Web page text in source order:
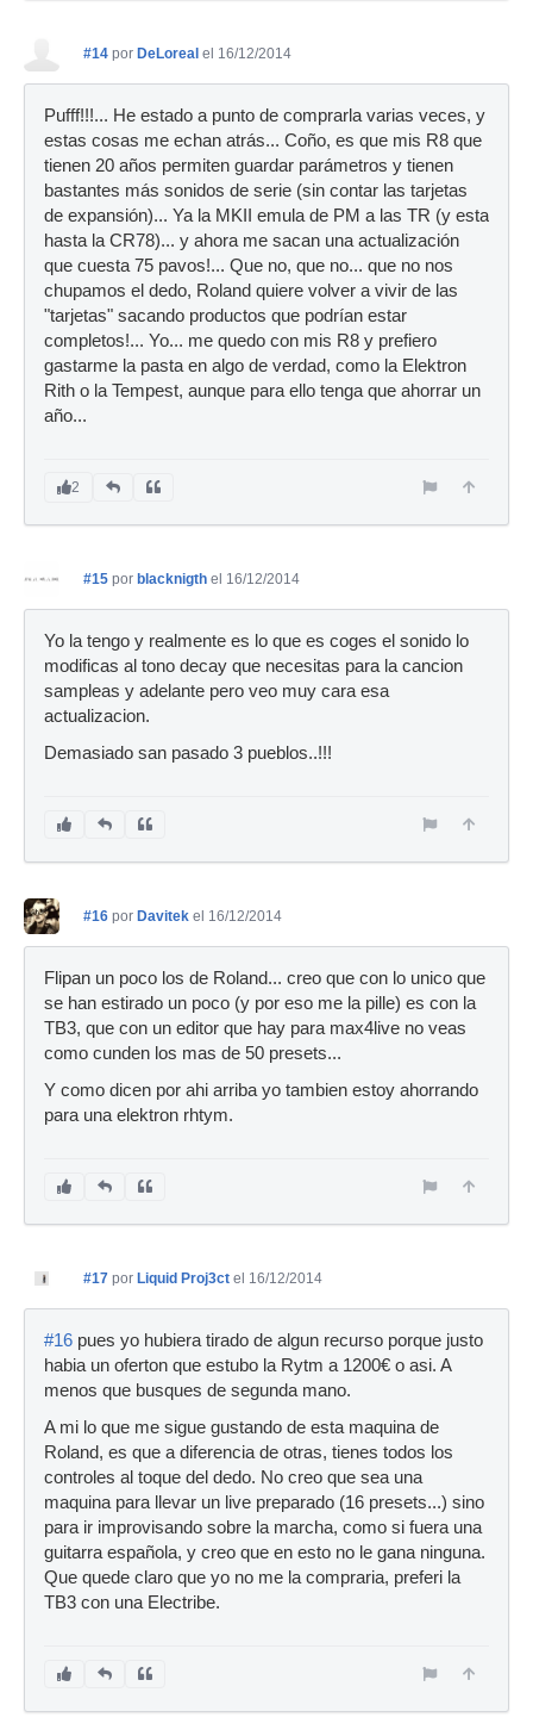
#14 por DeLoreal el 16/12/2014
Pufff!!!... He estado a punto de comprarla varias veces, y
estas cosas me echan atrás... Coño, es que mis R8 que
tienen 20 años permiten guardar parámetros y tienen
bastantes más sonidos de serie (sin contar las tarjetas
de expansión)... Ya la MKII emula de PM a las TR (y esta
hasta la CR78)... y ahora me sacan una actualización
que cuesta 75 pavos!... Que no, que no... que no nos
chupamos el dedo, Roland quiere volver a vivir de las
"tarjetas" sacando productos que podrían estar
completos!... Yo... me quedo con mis R8 y prefiero
gastarme la pasta en algo de verdad, como la Elektron
Rith o la Tempest, aunque para ello tenga que ahorrar un
año...
2
#15 por blacknigth el 16/12/2014
Yo la tengo y realmente es lo que es coges el sonido lo
modificas al tono decay que necesitas para la cancion
sampleas y adelante pero veo muy cara esa
actualizacion.
Demasiado san pasado 3 pueblos..!!!
#16 por Davitek el 16/12/2014
Flipan un poco los de Roland... creo que con lo unico que
se han estirado un poco (y por eso me la pille) es con la
TB3, que con un editor que hay para max4live no veas
como cunden los mas de 50 presets...
Y como dicen por ahi arriba yo tambien estoy ahorrando
para una elektron rhtym.
#17 por Liquid Proj3ct el 16/12/2014
#16 pues yo hubiera tirado de algun recurso porque justo
habia un oferton que estubo la Rytm a 1200€ o asi. A
menos que busques de segunda mano.
A mi lo que me sigue gustando de esta maquina de
Roland, es que a diferencia de otras, tienes todos los
controles al toque del dedo. No creo que sea una
maquina para llevar un live preparado (16 presets...) sino
para ir improvisando sobre la marcha, como si fuera una
guitarra española, y creo que en esto no le gana ninguna.
Que quede claro que yo no me la compraria, preferi la
TB3 con una Electribe.